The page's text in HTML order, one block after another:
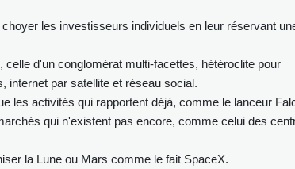
les investisseurs individuels en leur réservant
d'un conglomérat multi-facettes, hétéroclite pour
internet par satellite et réseau social.
les activités qui rapportent déjà, comme le lanceur
qui n'existent pas encore, comme celui des
la Lune ou Mars comme le fait SpaceX.